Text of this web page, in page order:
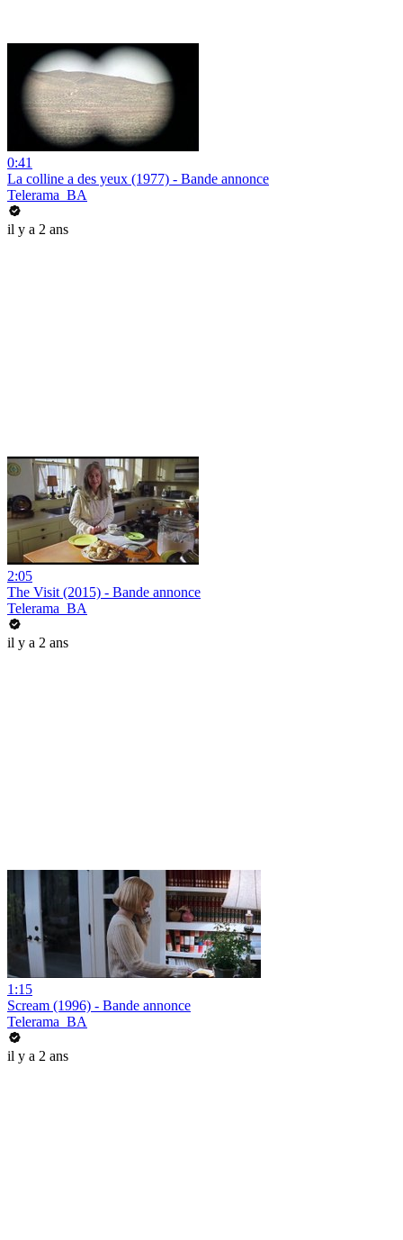
0:41
La colline a des yeux (1977) - Bande annonce
Telerama_BA
il y a 2 ans
2:05
The Visit (2015) - Bande annonce
Telerama_BA
il y a 2 ans
1:15
Scream (1996) - Bande annonce
Telerama_BA
il y a 2 ans